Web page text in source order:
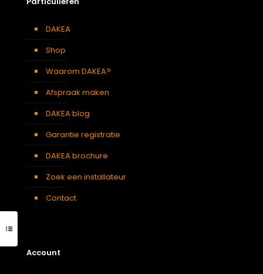
DAKEA
Shop
Waarom DAKEA?
Afspraak maken
DAKEA blog
Garantie registratie
DAKEA brochure
Zoek een installateur
Contact
Account